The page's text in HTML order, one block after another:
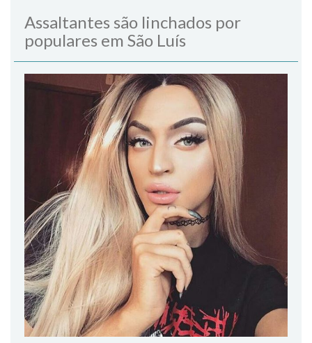
Assaltantes são linchados por
populares em São Luís